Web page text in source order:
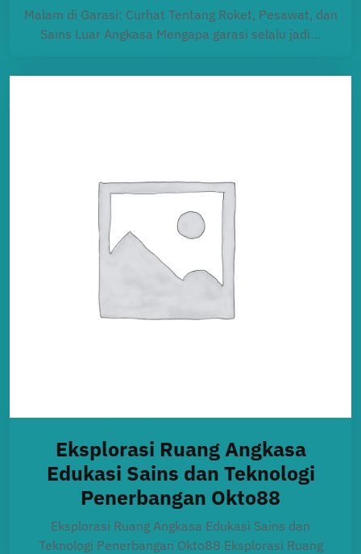
Malam di Garasi: Curhat Tentang Roket, Pesawat, dan
Sains Luar Angkasa Mengapa garasi selalu jadi…
Eksplorasi Ruang Angkasa
Edukasi Sains dan Teknologi
Penerbangan Okto88
Eksplorasi Ruang Angkasa Edukasi Sains dan
Teknologi Penerbangan Okto88 Eksplorasi Ruang